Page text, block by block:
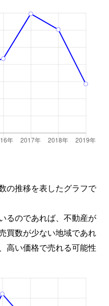
の推移を表したグラフで
るのであれば、不動産が
買数が少ない地域であれ
高い価格で売れる可能性